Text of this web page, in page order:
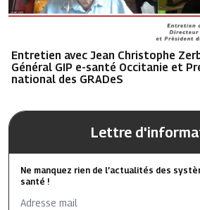
Entretien avec Jean Christophe
Général GIP e-santé Occitanie et
national des GRADeS
Lettre
Ne manquez rien de l’actualités des
santé !
Adresse mail